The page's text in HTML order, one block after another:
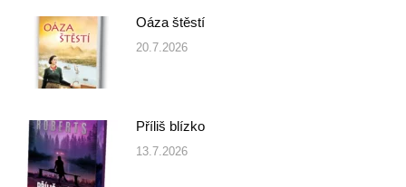
Oáza štěstí
20.7.2026
Příliš blízko
13.7.2026